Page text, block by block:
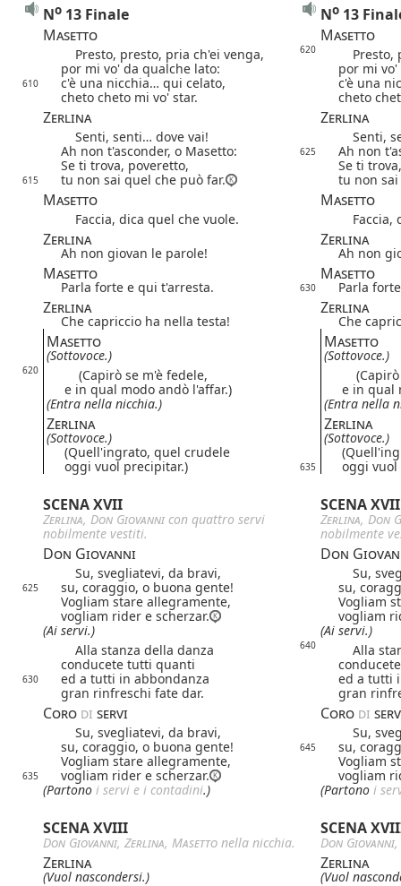
No 13 Finale No 13
Masetto
Masetto
Presto, presto, pria ch'ei venga, 620
Presto,
por mi vo' da qualche lato:
por mi
610 c'è una nicchia… qui celato,
c'è una
cheto cheto mi vo' star.
cheto
Zerlina Zerlina
Senti, senti… dove vai!
Senti,
Ah non t'asconder, o Masetto:
625
Ah non
Se ti trova, poveretto,
Se ti
615 tu non sai quel che può far. tu non
Masetto Masetto
Faccia, dica quel che vuole. Faccia,
Zerlina Zerlina
Ah non giovan le parole! Ah non
Masetto Masetto
Parla forte e qui t'arresta. 630 Parla
Zerlina Zerlina
Che capriccio ha nella testa! Che
Masetto Masetto
(Sottovoce.) (Sottovoce.)
620 (Capirò se m'è fedele,
(Capirò
e in qual modo andò l'affar.)
e in qual
(Entra nella nicchia.)
(Entra nella
Zerlina Zerlina
(Sottovoce.)
(Sottovoce.)
(Quell'ingrato, quel crudele
oggi vuol precipitar.)
635 oggi vuol
SCENA XVII SCENA XVII
Zerlina, Don Giovanni con quattro servi
nobilmente vestiti.
Zerlina, Don
nobilmente
Don Giovanni Don
Su, svegliatevi, da bravi, Su,
625 su, coraggio, o buona gente!
su,
Vogliam stare allegramente,
Vogliam
vogliam rider e scherzar.
vogliam
(Ai servi.)
(Ai servi.)
Alla stanza della danza
640
Alla
conducete tutti quanti
630 ed a tutti in abbondanza
ed a tutti
gran rinfreschi fate dar.
gran
Coro di servi Coro di
Su, svegliatevi, da bravi,
Su,
su, coraggio, o buona gente!
645
su,
Vogliam stare allegramente,
Vogliam
635 vogliam rider e scherzar.
vogliam
(Partono i servi e i contadini.) (Partono i
SCENA XVIII SCENA
Don Giovanni, Zerlina, Masetto nella nicchia. Don Giovanni,
Zerlina Zerlina
(Vuol nascondersi.)
(Vuol